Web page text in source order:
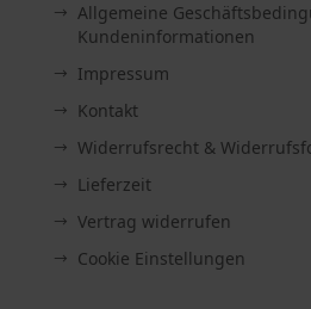
Allgemeine
Kundeninformationen
Impressum
Kontakt
Widerrufsrecht &
Lieferzeit
Vertrag widerrufen
Cookie Einstellungen